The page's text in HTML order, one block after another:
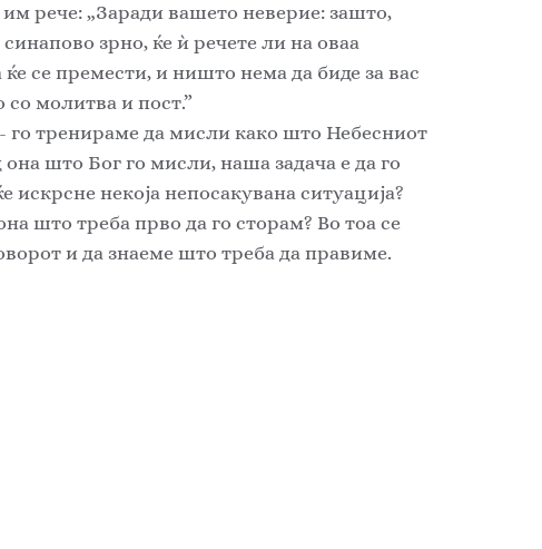
рече: „Заради вашето неверие: зашто,
зрно, ќе ѝ речете ли на оваа
се премести, и ништо нема да биде за вас
молитва и пост.”
што Бог го мисли, наша задача е да го
некоја непосакувана ситуација?
што треба прво да го сторам? Во тоа се
и да знаеме што треба да правиме.